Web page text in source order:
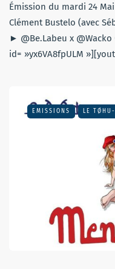
Émission du mardi 24
Clément Bustelo (avec
► @Be.Labeu x @Wacko
id= »yx6VA8fpULM
EMISSIONS LE